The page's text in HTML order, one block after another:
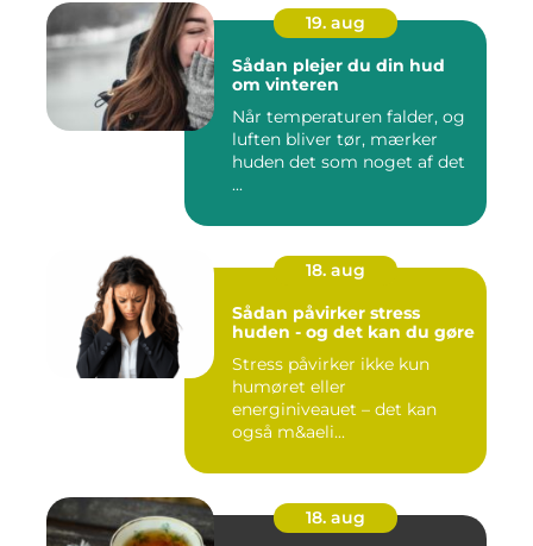
19. aug
Sådan plejer du din hud
om vinteren
Når temperaturen falder, og
luften bliver tør, mærker
huden det som noget af det
...
18. aug
Sådan påvirker stress
huden - og det kan du gøre
Stress påvirker ikke kun
humøret eller
energiniveauet – det kan
også m&aeli...
18. aug